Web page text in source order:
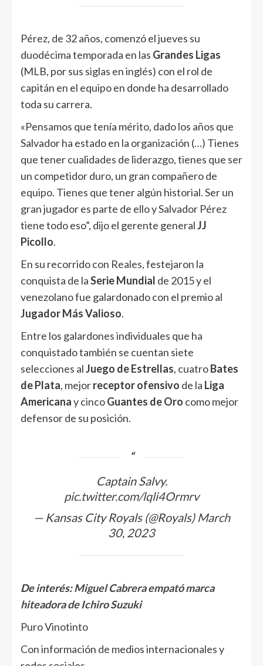
Pérez, de 32 años, comenzó el jueves su
duodécima temporada en las Grandes Ligas
(MLB, por sus siglas en inglés) con el rol de
capitán en el equipo en donde ha desarrollado
toda su carrera.
«Pensamos que tenía mérito, dado los años que
Salvador ha estado en la organización (…) Tienes
que tener cualidades de liderazgo, tienes que ser
un competidor duro, un gran compañero de
equipo. Tienes que tener algún historial. Ser un
gran jugador es parte de ello y Salvador Pérez
tiene todo eso”, dijo el gerente generalJJ
Picollo.
En su recorrido con Reales, festejaron la
conquista de laSerie Mundial de 2015 y el
venezolano fue galardonado con el premio al
Jugador Más Valioso.
Entre los galardones individuales que ha
conquistado también se cuentan siete
selecciones alJuego de Estrellas, cuatroBates
de Plata, mejorreceptor ofensivo de la Liga
Americanay cincoGuantes de Oro como mejor
defensor de su posición.
Captain Salvy.
pic.twitter.com/lqli4Ormrv
— Kansas City Royals (@Royals) March
30, 2023
De interés:Miguel Cabrera empató marca
hiteadora de Ichiro Suzuki
Puro Vinotinto
Con información de medios internacionales y